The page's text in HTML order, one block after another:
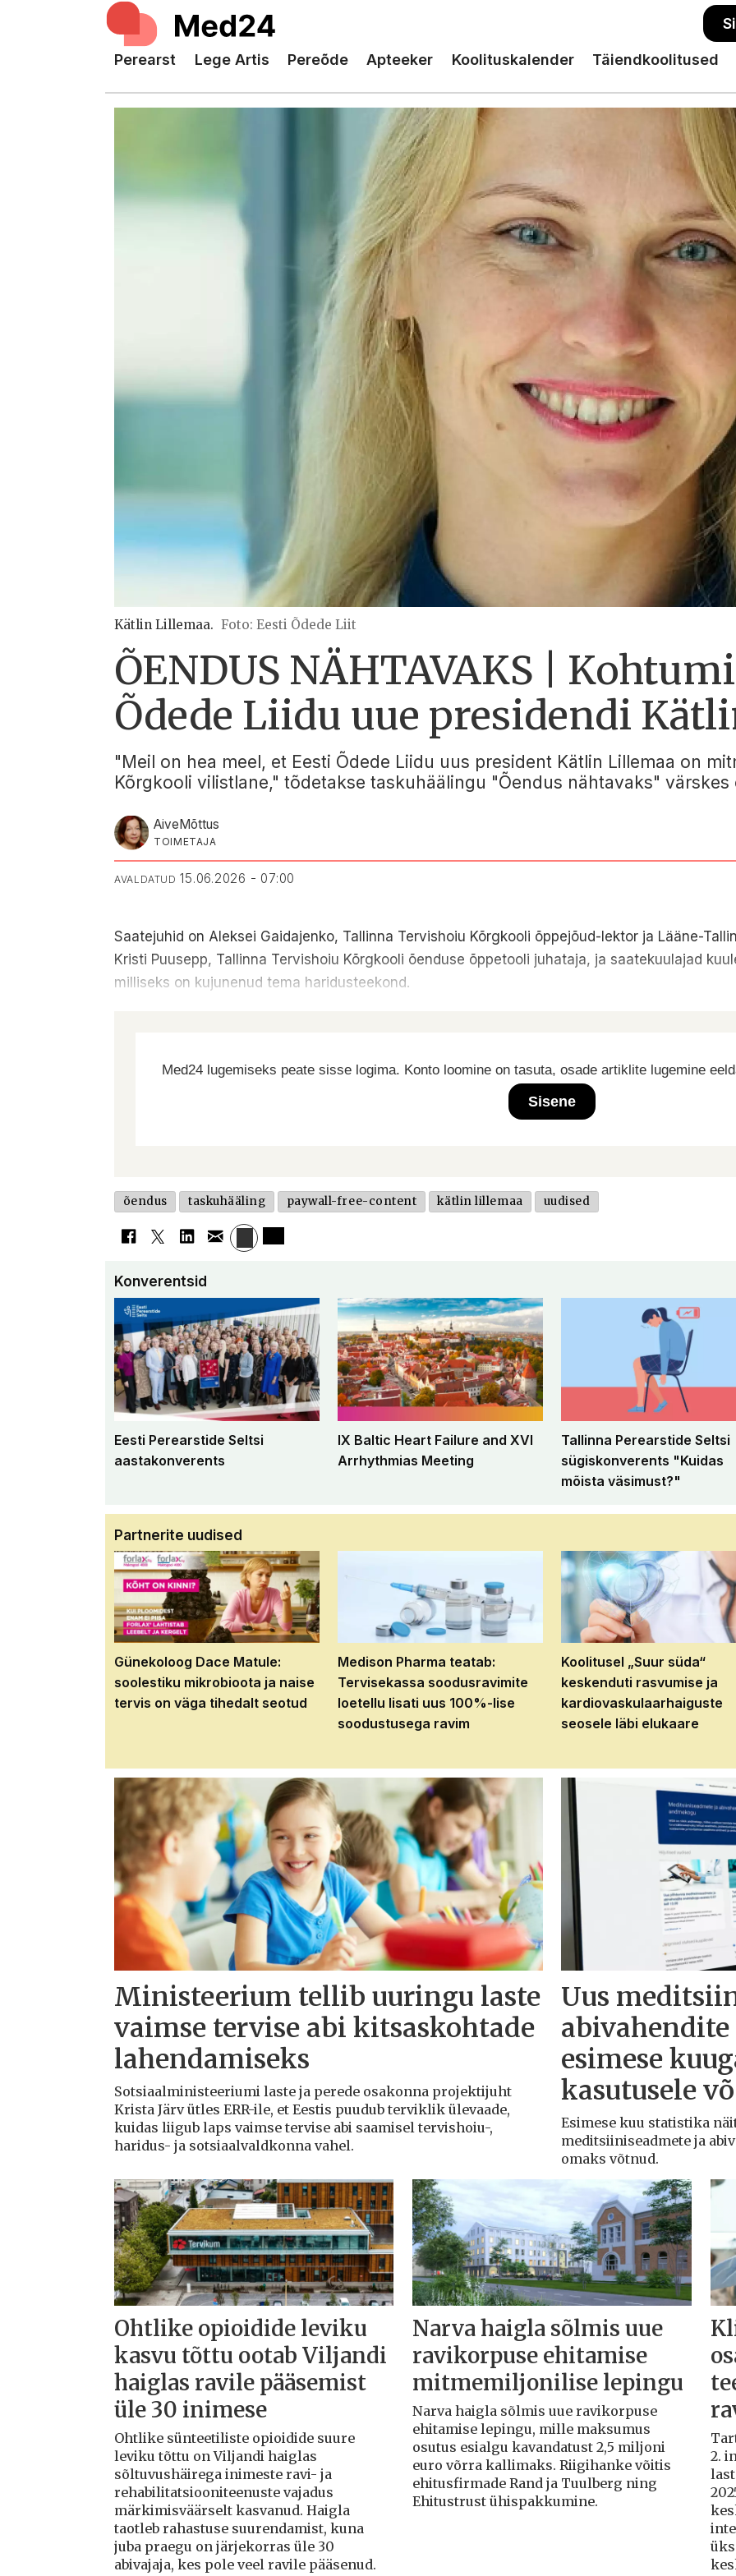
Perearst Lege Artis Pereõde Apteeker Koolituskalender Täiendkoolitused
Kätlin Lillemaa. Foto: Eesti Õdede Liit
ÕENDUS NÄHTAVAKS |
Õdede Liidu uue presidendi
"Meil on hea meel, et Eesti Õdede Liidu uus president Kätlin Lillemaa on
Kõrgkooli vilistlane," tõdetakse taskuhäälingu "Õendus nähtavaks" värskes
AiveMõttus
TOIMETAJA
AVALDATUD 15.06.2026 - 07:00
Saatejuhid on Aleksei Gaidajenko, Tallinna Tervishoiu Kõrgkooli õppejõud-lektor ja Lääne-
Kristi Puusepp, Tallinna Tervishoiu Kõrgkooli õenduse õppetooli juhataja, ja saatekuulajad
milliseks on kujunenud tema haridusteekond.
Med24 lugemiseks peate sisse logima. Konto loomine on tasuta, osade artiklite lugemine
Sisene
õendus taskuhääling paywall-free-content kätlin lillemaa uudised
Konverentsid
Eesti Perearstide Seltsi
aastakonverents
IX Baltic Heart Failure and XVI
Arrhythmias Meeting
Tallinna Perearstide Seltsi
sügiskonverents "Kuidas
mõista väsimust?"
Partnerite uudised
Günekoloog Dace Matule:
soolestiku mikrobioota ja naise
tervis on väga tihedalt seotud
Medison Pharma teatab:
Tervisekassa soodusravimite
loetellu lisati uus 100%-lise
soodustusega ravim
Koolitusel „Suur süda“
keskenduti rasvumise ja
kardiovaskulaarhaiguste
seosele läbi elukaare
Ministeerium tellib uuringu laste
vaimse tervise abi kitsaskohtade
lahendamiseks
Sotsiaalministeeriumi laste ja perede osakonna projektijuht
Krista Järv ütles ERR-ile, et Eestis puudub terviklik ülevaade,
kuidas liigub laps vaimse tervise abi saamisel tervishoiu-,
haridus- ja sotsiaalvaldkonna vahel.
Uus
esimese
kasutusele
Esimese kuu statistika
meditsiiniseadmete ja
omaks võtnud.
Ohtlike opioidide leviku
kasvu tõttu ootab Viljandi
haiglas ravile pääsemist
üle 30 inimese
Ohtlike sünteetiliste opioidide suure
leviku tõttu on Viljandi haiglas
sõltuvushäirega inimeste ravi- ja
rehabilitatsiooniteenuste vajadus
märkimisväärselt kasvanud. Haigla
taotleb rahastuse suurendamist, kuna
juba praegu on järjekorras üle 30
abivajaja, kes pole veel ravile pääsenud.
Narva haigla sõlmis uue
ravikorpuse ehitamise
mitmemiljonilise lepingu
Narva haigla sõlmis uue ravikorpuse
ehitamise lepingu, mille maksumus
osutus esialgu kavandatust 2,5 miljoni
euro võrra kallimaks. Riigihanke võitis
ehitusfirmade Rand ja Tuulberg ning
Ehitustrust ühispakkumine.
2.